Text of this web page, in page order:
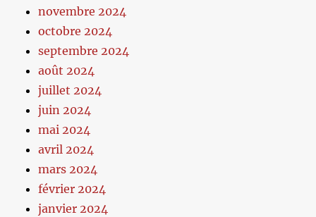
novembre 2024
octobre 2024
septembre 2024
août 2024
juillet 2024
juin 2024
mai 2024
avril 2024
mars 2024
février 2024
janvier 2024